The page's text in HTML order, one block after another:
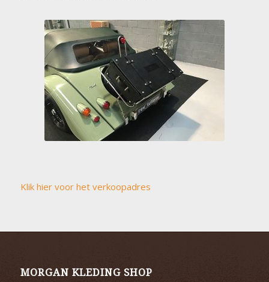
Klik hier voor het verkoopadres
MORGAN KLEDING SHOP